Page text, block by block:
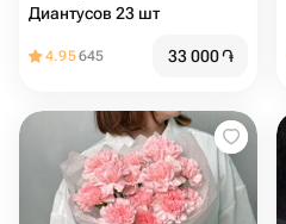
Диантусов 23 шт
4.95645 33 000֏